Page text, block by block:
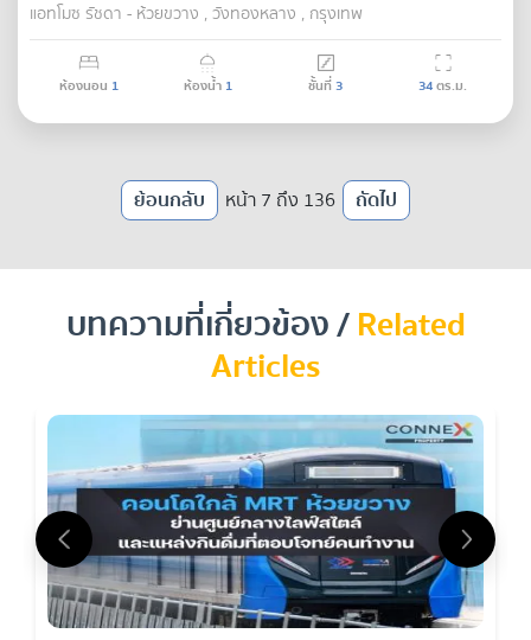
แอทโมซ รัชดา - ห้วยขวาง , วังทองหลาง , กรุงเทพ
ห้องนอน 1 ห้องน้ำ 1 ชั้นที่3 34ตร.ม.
ย้อนกลับ หน้า 7 ถึง 136 ถัดไป
บทความที่เกี่ยวข้อง /Related
Articles